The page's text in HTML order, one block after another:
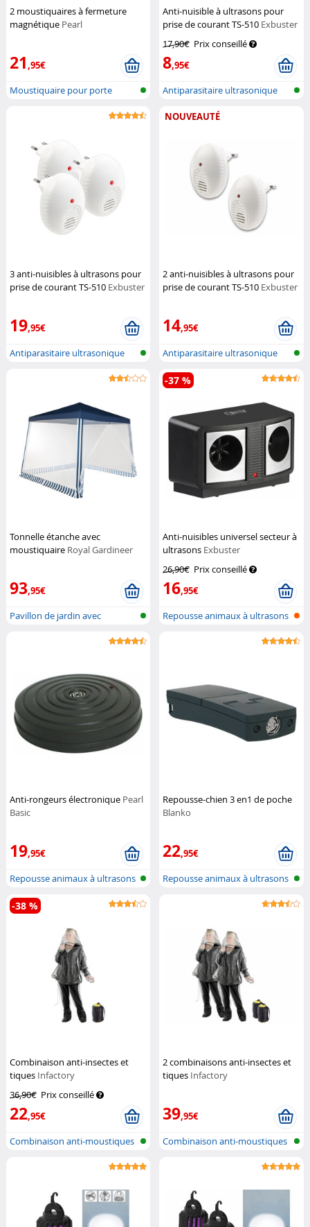
2 moustiquaires à fermeture
magnétique Pearl
21,95€
Moustiquaire pour porte
Anti-nuisible à ultrasons pour
prise de courant TS-510 Exbuster
17,90€ Prix conseillé
8,95€
Antiparasitaire ultrasonique
3 anti-nuisibles à ultrasons pour
prise de courant TS-510 Exbuster
19,95€
Antiparasitaire ultrasonique
NOUVEAUTÉ
2 anti-nuisibles à ultrasons pour
prise de courant TS-510 Exbuster
14,95€
Antiparasitaire ultrasonique
pour l...
Tonnelle étanche avec
moustiquaire Royal Gardineer
93,95€
Pavillon de jardin avec
Anti-nuisibles universel secteur à
ultrasons Exbuster
26,90€ Prix conseillé
16,95€
-37 %
Repousse animaux à ultrasons
Anti-rongeurs électronique Pearl
Basic
19,95€
Repousse animaux à ultrasons
pour i...
Repousse-chien 3 en1 de poche
Blanko
22,95€
Repousse animaux à ultrasons
Combinaison anti-insectes et
tiques Infactory
36,90€ Prix conseillé
22,95€
-38 %
Combinaison anti-moustiques
2 combinaisons anti-insectes et
tiques Infactory
39,95€
Combinaison anti-moustiques